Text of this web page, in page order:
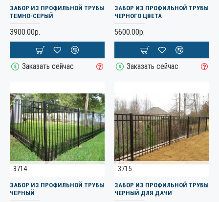
ЗАБОР ИЗ ПРОФИЛЬНОЙ ТРУБЫ
ТЕМНО-СЕРЫЙ
3900.00р.
Заказать сейчас
ЗАБОР ИЗ ПРОФИЛЬНОЙ ТРУБЫ
ЧЕРНОГО ЦВЕТА
5600.00р.
Заказать сейчас
3714
ЗАБОР ИЗ ПРОФИЛЬНОЙ ТРУБЫ
ЧЕРНЫЙ
3715
ЗАБОР ИЗ ПРОФИЛЬНОЙ ТРУБЫ
ЧЕРНЫЙ ДЛЯ ДАЧИ